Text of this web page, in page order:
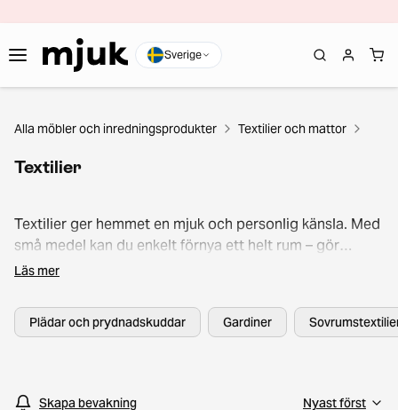
Sverige
Alla möbler och inredningsprodukter Textilier och mattor
Textilier
Textilier ger hemmet en mjuk och personlig känsla. Med
små medel kan du enkelt förnya ett helt rum – gör
soffan mer inbjudande med prydnadskuddar och filtar,
och ett stilrent överkast. Glöm inte heller vardagslyxen i
form av mjuka handdukar och badrumsmattor.
Läs mer
Plädar och prydnadskuddar Gardiner
Skapa bevakning